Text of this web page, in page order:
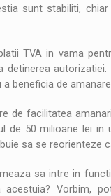
sunt stabiliti,
TVA in vama
detinerea
beneficia de
de facilitatea
de 50 milioane lei in
sa se reorienteze
sa intre in
Vorbim,